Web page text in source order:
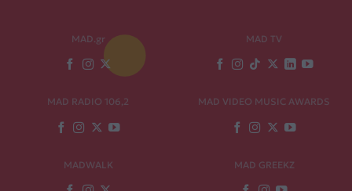
MAD.gr MAD TV
MAD RADIO 106,2 MAD VIDEO MUSIC AWARDS
MADWALK MAD GREEKZ